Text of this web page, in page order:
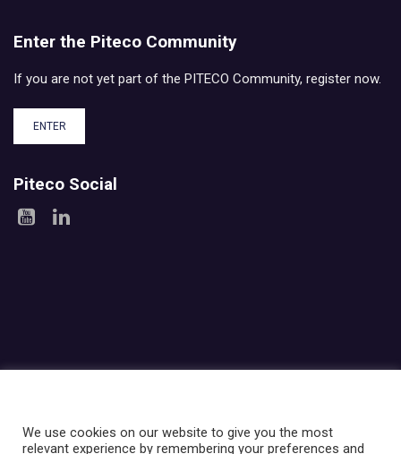
Enter the Piteco Community
If you are not yet part of the PITECO Community, register now.
ENTER
Piteco Social
Investor relations
About Piteco Newsroom
We use cookies on our website to give you the most
relevant experience by remembering your preferences and